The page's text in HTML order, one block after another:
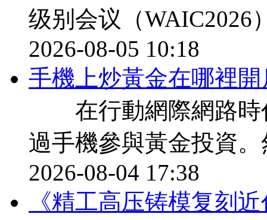
级别会议（WAIC2026
2026-08-05 10:18
手機上炒黃金在哪裡
在行動網際網路時
過手機參與黃金投資
2026-08-04 17:38
《精工高压铸模复刻